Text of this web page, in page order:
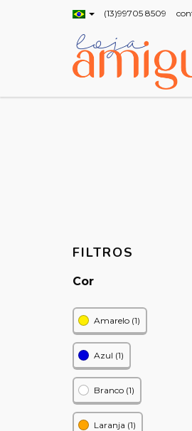
(13)99705 8509
FILTROS
Cor
Amarelo (1)
Azul (1)
Branco (1)
Laranja (1)